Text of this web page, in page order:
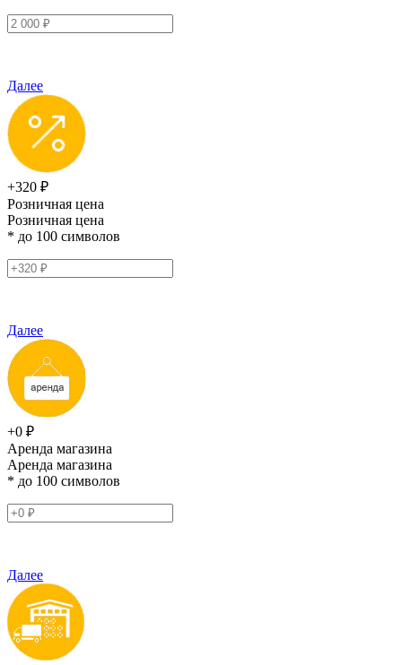
Далее
+320 ₽
Розничная цена
Розничная цена
* до 100 символов
Далее
+0 ₽
Аренда магазина
Аренда магазина
* до 100 символов
Далее